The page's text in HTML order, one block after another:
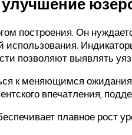
построения. Он
позволяют выявлять
к меняющимся
впечатления,
плавное рост